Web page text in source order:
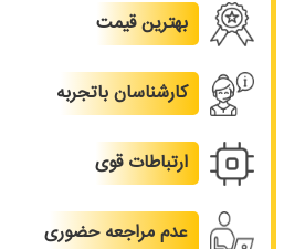
بهترین قیمت
کارشناسان باتجربه
ارتباطات قوی
عدم مراجعه حضوری